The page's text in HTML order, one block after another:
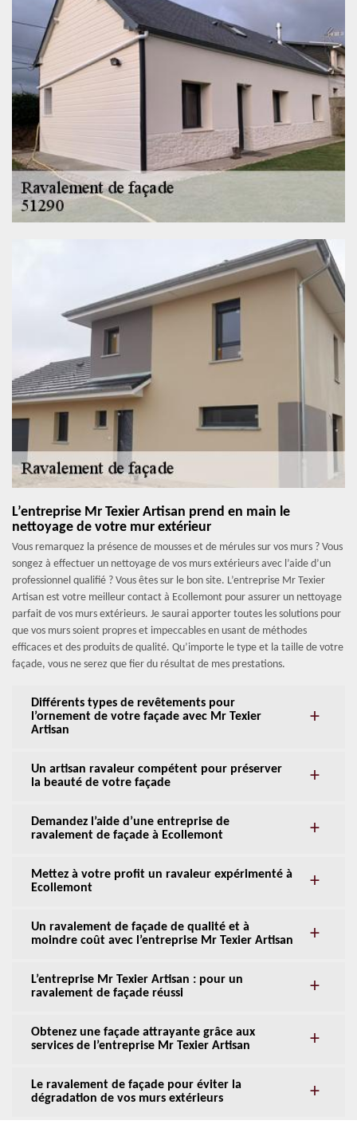
L’entreprise Mr Texier Artisan prend en main le
nettoyage de votre mur extérieur
Vous remarquez la présence de mousses et de mérules sur vos murs ? Vous
songez à effectuer un nettoyage de vos murs extérieurs avec l’aide d’un
professionnel qualifié ? Vous êtes sur le bon site. L’entreprise Mr Texier
Artisan est votre meilleur contact à Ecollemont pour assurer un nettoyage
parfait de vos murs extérieurs. Je saurai apporter toutes les solutions pour
que vos murs soient propres et impeccables en usant de méthodes
efficaces et des produits de qualité. Qu’importe le type et la taille de votre
façade, vous ne serez que fier du résultat de mes prestations.
Différents types de revêtements pour
l’ornement de votre façade avec Mr Texier
Artisan
Un artisan ravaleur compétent pour préserver
la beauté de votre façade
Demandez l’aide d’une entreprise de
ravalement de façade à Ecollemont
Mettez à votre profit un ravaleur expérimenté à
Ecollemont
Un ravalement de façade de qualité et à
moindre coût avec l’entreprise Mr Texier Artisan
L’entreprise Mr Texier Artisan : pour un
ravalement de façade réussi
Obtenez une façade attrayante grâce aux
services de l’entreprise Mr Texier Artisan
Le ravalement de façade pour éviter la
dégradation de vos murs extérieurs